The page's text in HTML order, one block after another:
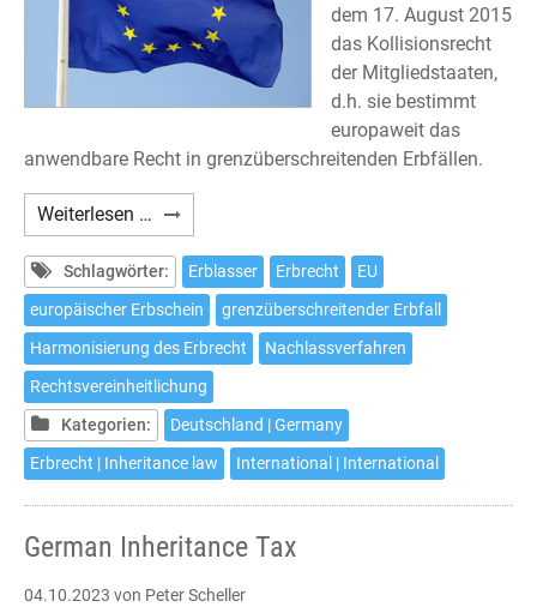
dem 17. August 2015
das Kollisionsrecht
der Mitgliedstaaten,
d.h. sie bestimmt
europaweit das
anwendbare Recht in grenzüberschreitenden Erbfällen.
Weiterlesen … Gerichtsstandsvereinbarung
nach
Artikel
5
EUErbVO
Schlagwörter: Erblasser Erbrecht
EU
europäischer Erbschein
grenzüberschreitender Erbfall
Harmonisierung des Erbrecht
Nachlassverfahren
Rechtsvereinheitlichung
Kategorien:
Deutschland | Germany
Erbrecht | Inheritance law
International | International
German Inheritance Tax
04.10.2023 von Peter Scheller